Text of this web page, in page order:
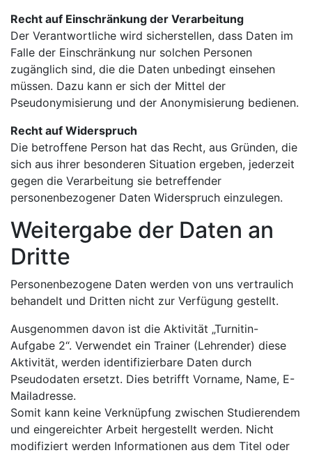
Recht auf Einschränkung der Verarbeitung
Der Verantwortliche wird sicherstellen, dass Daten im
Falle der Einschränkung nur solchen Personen
zugänglich sind, die die Daten unbedingt einsehen
müssen. Dazu kann er sich der Mittel der
Pseudonymisierung und der Anonymisierung bedienen.
Recht auf Widerspruch
Die betroffene Person hat das Recht, aus Gründen, die
sich aus ihrer besonderen Situation ergeben, jederzeit
gegen die Verarbeitung sie betreffender
personenbezogener Daten Widerspruch einzulegen.
Weitergabe der Daten an
Dritte
Personenbezogene Daten werden von uns vertraulich
behandelt und Dritten nicht zur Verfügung gestellt.
Ausgenommen davon ist die Aktivität „Turnitin-
Aufgabe 2“. Verwendet ein Trainer (Lehrender) diese
Aktivität, werden identifizierbare Daten durch
Pseudodaten ersetzt. Dies betrifft Vorname, Name, E-
Mailadresse.
Somit kann keine Verknüpfung zwischen Studierendem
und eingereichter Arbeit hergestellt werden. Nicht
modifiziert werden Informationen aus dem Titel oder